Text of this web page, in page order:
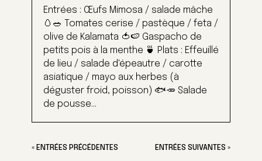
Entrées : Œufs Mimosa / salade mâche
🥚🥗 Tomates cerise / pastèque / feta /
olive de Kalamata 🍅🍉 Gaspacho de
petits pois à la menthe 🍵 Plats : Effeuillé
de lieu / salade d'épeautre / carotte
asiatique / mayo aux herbes (à
déguster froid, poisson) 🐟🥕 Salade
de pousse...
« ENTRÉES PRÉCÉDENTES ENTRÉES SUIVANTES »